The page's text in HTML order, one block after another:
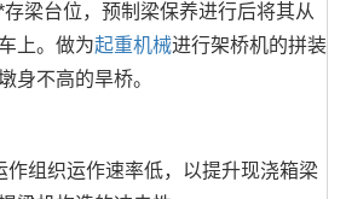
梁台位，预制梁保养进行后将其从
上。做为起重机械进行架桥机的拼装
身不高的旱桥。
组织运作速率低，以提升现浇箱梁